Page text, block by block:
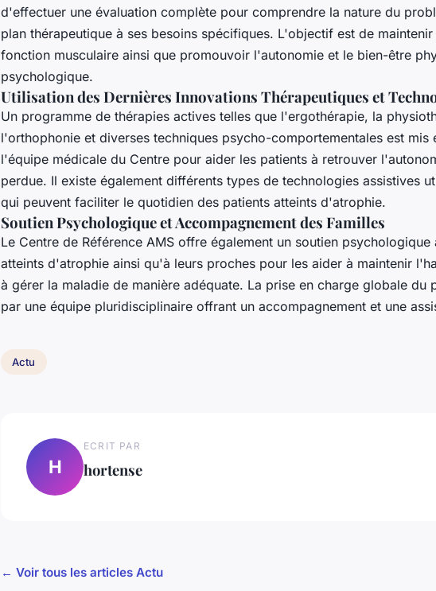
d'effectuer une évaluation complète pour comprendre la nature du
plan thérapeutique à ses besoins spécifiques. L'objectif est de
fonction musculaire ainsi que promouvoir l'autonomie et le bien-être
psychologique.
Utilisation des Dernières Innovations Thérapeutiques et
Un programme de thérapies actives telles que l'ergothérapie, la
l'orthophonie et diverses techniques psycho-comportementales est mis
l'équipe médicale du Centre pour aider les patients à retrouver
perdue. Il existe également différents types de technologies assistives
qui peuvent faciliter le quotidien des patients atteints d'atrophie.
Soutien Psychologique et Accompagnement des Familles
Le Centre de Référence AMS offre également un soutien psychologique
atteints d'atrophie ainsi qu'à leurs proches pour les aider à maintenir
à gérer la maladie de manière adéquate. La prise en charge globale du
par une équipe pluridisciplinaire offrant un accompagnement et une
Actu
H
ECRIT PAR
hortense
← Voir tous les articles Actu